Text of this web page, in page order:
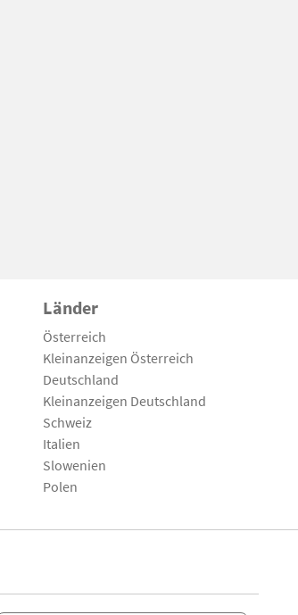
Länder
Österreich
Kleinanzeigen Österreich
Deutschland
Kleinanzeigen Deutschland
Schweiz
Italien
Slowenien
Polen